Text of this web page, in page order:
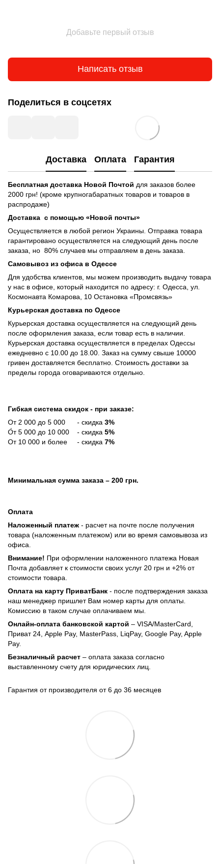
Добавьте первый отзыв
Написать отзыв
Поделиться в соцсетях
Доставка Оплата Гарантия
Бесплатная доставка Новой Почтой для заказов более
2000 грн! (кроме крупногабаратных товаров и товаров в
распродаже)
Доставка с помощью «Новой почты»
Осуществляется в любой регион Украины. Отправка товара
гарантировано осуществляется на следующий день после
заказа, но 80% случаев мы отправляем в день заказа.
Самовывоз из офиса в Одессе
Для удобства клиентов, мы можем производить выдачу товара
у нас в офисе, который находится по адресу: г. Одесса, ул.
Космонавта Комарова, 10 Остановка «Промсвязь»
Курьерская доставка по Одессе
Курьерская доставка осуществляется на следующий день
после оформления заказа, если товар есть в наличии.
Курьерская доставка осуществляется в пределах Одессы
ежедневно с 10.00 до 18.00. Заказ на сумму свыше 10000
гривен доставляется бесплатно. Стоимость доставки за
пределы города оговариваются отдельно.
Гибкая система скидок - при заказе:
От 2 000 до 5 000 - скидка 3%
О́т 5 000 до 10 000 - скидка 5%
От 10 000 и более - скидка 7%
Минимальная сумма заказа – 200 грн.
Оплата
Наложенный платеж - расчет на почте после получения
товара (наложенным платежом) или во время самовывоза из
офиса.
Внимание! При оформлении наложенного платежа Новая
Почта добавляет к стоимости своих услуг 20 грн и +2% от
стоимости товара.
Оплата на карту ПриватБанк - после подтверждения заказа
наш менеджер пришлет Вам номер карты для оплаты.
Комиссию в таком случае оплачиваем мы.
Онлайн-оплата банковской картой – VISA/MasterCard,
Приват 24, Apple Pay, MasterPass, LiqPay, Google Pay, Apple
Pay.
Безналичный расчет – оплата заказа согласно
выставленному счету для юридических лиц.
Гарантия от производителя от 6 до 36 месяцев